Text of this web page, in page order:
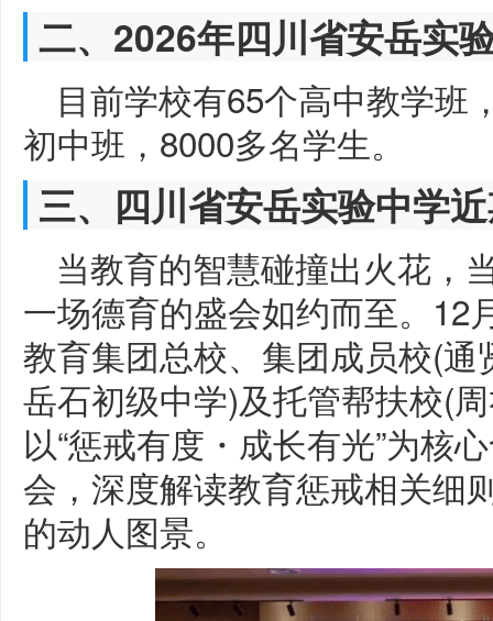
二、2026年四川省安岳实
目前学校有65个高中教学班
初中班，8000多名学生。
三、四川省安岳实验中学
当教育的智慧碰撞出火花，
一场德育的盛会如约而至。12
教育集团总校、集团成员校(
岳石初级中学)及托管帮扶校(
以“惩戒有度・成长有光”为核
会，深度解读教育惩戒相关细
的动人图景。